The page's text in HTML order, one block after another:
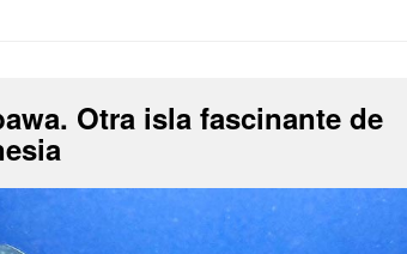
Otra isla fascinante de